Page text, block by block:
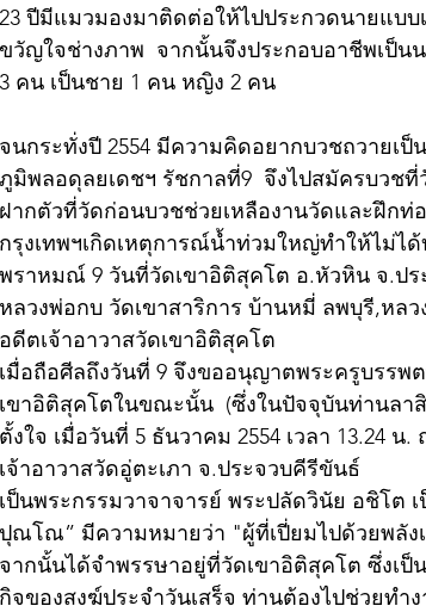
23 ปีมีแมวมองมาติดต่อให้ไปประกวดนายแบบ
ขวัญใจช่างภาพ  จากนั้นจึงประกอบอาชีพเป็
3 คน เป็นชาย 1 คน หญิง 2 คน
จนกระทั่งปี 2554 มีความคิดอยากบวชถวายเ
ภูมิพลอดุลยเดชฯ รัชกาลที่9  จึงไปสมัครบวช
ฝากตัวที่วัดก่อนบวชช่วยเหลืองานวัดและฝึกท่
กรุงเทพฯเกิดเหตุการณ์น้ำท่วมใหญ่ทำให้ไม่
พราหมณ์ 9 วันที่วัดเขาอิติสุคโต อ.หัวหิน จ.ป
หลวงพ่อกบ วัดเขาสาริการ บ้านหมี่ ลพบุรี,หล
อดีตเจ้าอาวาสวัดเขาอิติสุคโต
เมื่อถือศีลถึงวันที่ 9 จึงขออนุญาตพระครูบรร
เขาอิติสุคโตในขณะนั้น  (ซึ่งในปัจจุบันท่านลา
ตั้งใจ เมื่อวันที่ 5 ธันวาคม 2554 เวลา
เจ้าอาวาสวัดอู่ตะเภา จ.ประจวบคีรีขันธ์
เป็นพระกรรมวาจาจารย์ พระปลัดวินัย อชิโต
ปุณโณ” มีความหมายว่า "ผู้ที่เปี่ยมไปด้วยพลัง
จากนั้นได้จำพรรษาอยู่ที่วัดเขาอิติสุคโต ซึ่งเ
กิจของสงฆ์ประจำวันเสร็จ ท่านต้องไปช่วยท